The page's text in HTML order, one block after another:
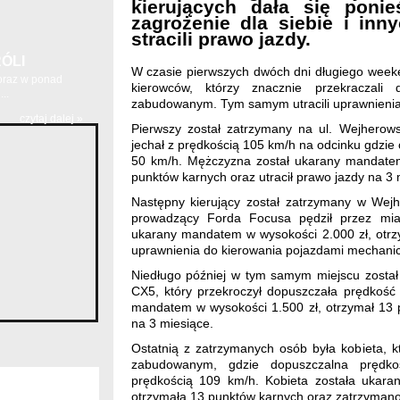
kierujących dała się
zagrożenie dla siebie i
stracili prawo jazdy.
W czasie pierwszych dwóch dni długiego
kierowców, którzy znacznie przekraczali
zabudowanym. Tym samym utracili
Pierwszy został zatrzymany na ul.
jechał z prędkością 105 km/h na odcinku
50 km/h. Mężczyzna został ukarany
punktów karnych oraz utracił prawo jazdy na 3
Następny kierujący został zatrzymany w
prowadzący Forda Focusa pędził przez
ukarany mandatem w wysokości 2.000 zł,
uprawnienia do kierowania pojazdami
Niedługo później w tym samym miejscu
CX5, który przekroczył dopuszczała
mandatem w wysokości 1.500 zł, otrzymał
na 3 miesiące.
Ostatnią z zatrzymanych osób była kobieta,
zabudowanym, gdzie dopuszczalna
prędkością 109 km/h. Kobieta została
otrzymała 13 punktów karnych oraz